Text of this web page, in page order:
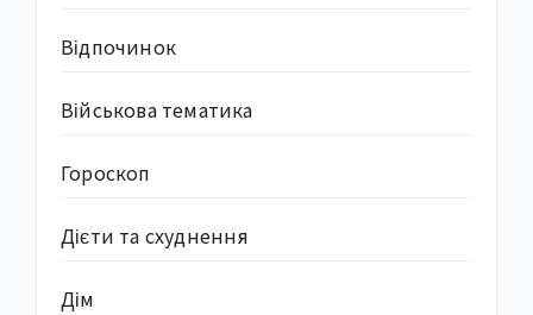
Відпочинок
Військова тематика
Гороскоп
Дієти та схуднення
Дім